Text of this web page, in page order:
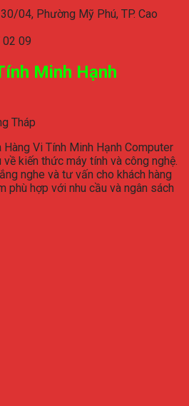
04, Phường Mỹ Phú, TP. Cao
09
Minh Hạnh
Tháp
Vi Tính Minh Hạnh Computer
kiến thức máy tính và công nghệ.
nghe và tư vấn cho khách hàng
phù hợp với nhu cầu và ngân sách